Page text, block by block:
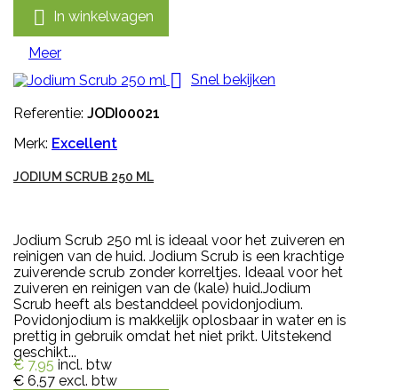
 In winkelwagen
Meer
 Snel bekijken
Referentie: JODI00021
Merk: Excellent
JODIUM SCRUB 250 ML
Jodium Scrub 250 ml is ideaal voor het zuiveren en
reinigen van de huid. Jodium Scrub is een krachtige
zuiverende scrub zonder korreltjes. Ideaal voor het
zuiveren en reinigen van de (kale) huid.Jodium
Scrub heeft als bestanddeel povidonjodium.
Povidonjodium is makkelijk oplosbaar in water en is
prettig in gebruik omdat het niet prikt. Uitstekend
geschikt...
€ 7,95 incl. btw
€ 6,57 excl. btw